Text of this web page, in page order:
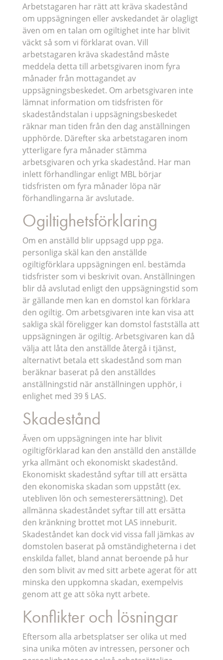
Arbetstagaren har rätt att kräva skadestånd
om uppsägningen eller avskedandet är olagligt
även om en talan om ogiltighet inte har blivit
väckt så som vi förklarat ovan. Vill
arbetstagaren kräva skadestånd måste
meddela detta till arbetsgivaren inom fyra
månader från mottagandet av
uppsägningsbeskedet. Om arbetsgivaren inte
lämnat information om tidsfristen för
skadeståndstalan i uppsägningsbeskedet
räknar man tiden från den dag anställningen
upphörde. Därefter ska arbetstagaren inom
ytterligare fyra månader stämma
arbetsgivaren och yrka skadestånd. Har man
inlett förhandlingar enligt MBL börjar
tidsfristen om fyra månader löpa när
förhandlingarna är avslutade.
Ogiltighetsförklaring
Om en anställd blir uppsagd upp pga.
personliga skäl kan den anställde
ogiltigförklara uppsägningen enl. bestämda
tidsfrister som vi beskrivit ovan. Anställningen
blir då avslutad enligt den uppsägningstid som
är gällande men kan en domstol kan förklara
den ogiltig. Om arbetsgivaren inte kan visa att
sakliga skäl föreligger kan domstol fastställa att
uppsägningen är ogiltig. Arbetsgivaren kan då
välja att låta den anställde återgå i tjänst,
alternativt betala ett skadestånd som man
beräknar baserat på den anställdes
anställningstid när anställningen upphör, i
enlighet med 39 § LAS.
Skadestånd
Även om uppsägningen inte har blivit
ogiltigförklarad kan den anställd den anställde
yrka allmänt och ekonomiskt skadestånd.
Ekonomiskt skadestånd syftar till att ersätta
den ekonomiska skadan som uppstått (ex.
utebliven lön och semesterersättning). Det
allmänna skadeståndet syftar till att ersätta
den kränkning brottet mot LAS inneburit.
Skadeståndet kan dock vid vissa fall jämkas av
domstolen baserat på omständigheterna i det
enskilda fallet, bland annat beroende på hur
den som blivit av med sitt arbete agerat för att
minska den uppkomna skadan, exempelvis
genom att ge att söka nytt arbete.
Konflikter och lösningar
Eftersom alla arbetsplatser ser olika ut med
sina unika möten av intressen, personer och